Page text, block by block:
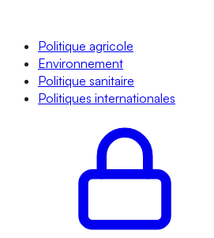
Politique agricole
Environnement
Politique sanitaire
Politiques internationales